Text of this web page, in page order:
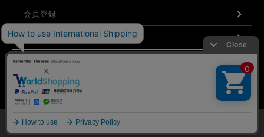
会員登録
利用規約
お問い合わせ
プライバシーポリシー
©Samantha Thavasa Japan Limited
弊社はCookieを利用し、Webの利便性向上に努め
ております。「承諾する」をクリックしていただ
くと、お客様に最適な内容を提供することが可能
ご覧ください。
承諾する